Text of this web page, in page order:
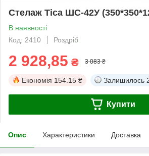
Стелаж Тіса ШС-42У
В наявності
Код: 2410
Роздріб
2 928,85 ₴ 3 083 ₴
Економія 154.15 ₴ Залишилось
Купити
Опис Характеристики Доставка